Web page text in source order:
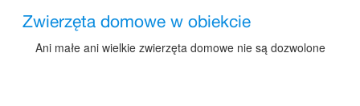
Zwierzęta domowe w obiekcie
Ani małe ani wielkie zwierzęta domowe nie są dozwolone